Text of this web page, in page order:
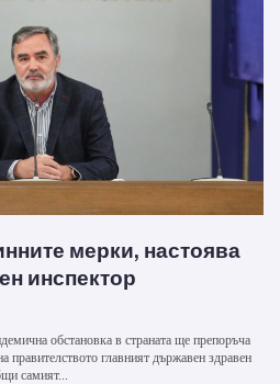
мерки, настоява
инспектор
обстановка в страната ще препоръча
правителството главният държавен здравен
самият...